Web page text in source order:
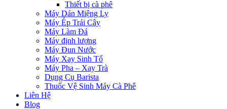
Thiết bị cà phê
Máy Dán Miệng Ly
Máy Ép Trái Cây
Máy Làm Đá
Máy định lượng
Máy Đun Nước
Máy Xay Sinh Tố
Máy Pha – Xay Trà
Dụng Cụ Barista
Thuốc Vệ Sinh Máy Cà Phê
Liên Hệ
Blog